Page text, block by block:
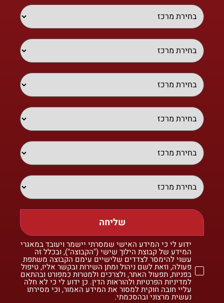
שליחה
ידוע לי כי המידע האישי שמסרתי יישמר ויעובד במאגרי
המידע של קבוצת הילוך שישי ("הקבוצה"), ובכלל זה
עשוי להימסר לצדדים שלישיים עימם הקבוצה משתפת
פעולה, וזאת לשם ניהול ומתן השירות ובקשר אליו, טיפול
בפניות, תפעול האתר, ולצרכים ולמטרות כמפורט ובהתאם
למדיניות הפרטיות ולהוראות הדין. כן ידוע לי כי לא חלה
עליי חובה חוקית למסור את המידע האמור, וכי מסירתו
נעשית מרצוני ובהסכמתי.